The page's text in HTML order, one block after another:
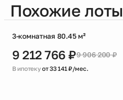
Похожие лоты
3-комнатная 80.45 м²
9 212 766 ₽9 906 200 ₽
В ипотекуот 33 141 ₽/мес.